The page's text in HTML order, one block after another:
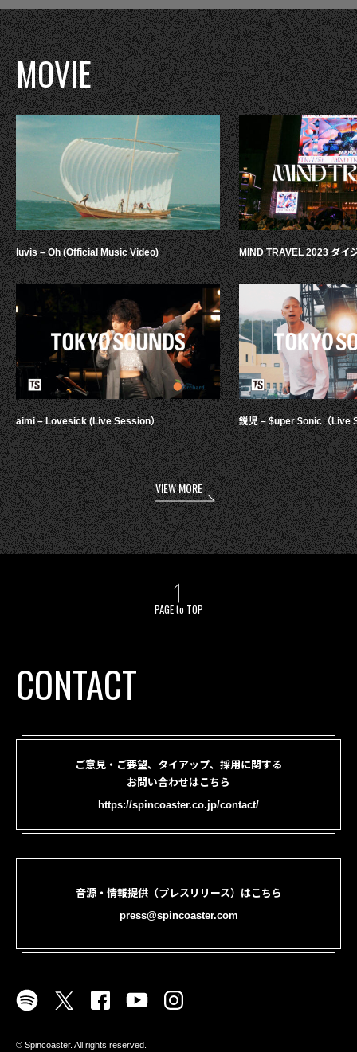
MOVIE
luvis – Oh (Official Music Video)
aimi – Lovesick (Live Session）
MIND TRAVEL 2023 ダイ
鋭児 – $uper $onic（Live
VIEW MORE
PAGE to TOP
CONTACT
ご意見・ご要望、タイアップ、採用に関する
お問い合わせはこちら
https://spincoaster.co.jp/contact/
音源・情報提供（プレスリリース）はこちら
press@spincoaster.com
©︎ Spincoaster. All rights reserved.